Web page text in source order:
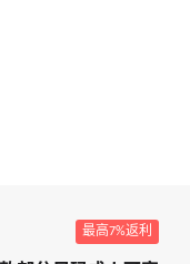
最高7%返利